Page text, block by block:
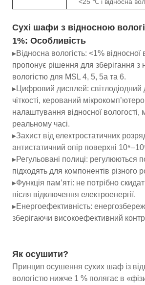
Сухі шафи з відносною
1%: Особливість
▸Відносна вологість: <1% відносної
пропонує рішення для зберігання з
вологістю для MSL 4, 5, 5a та 6.
▸Цифровий дисплей: світлодіодний
чіткості, керований
налаштування відносної вологості,
реальному часі.
▸Захист від електростатичних
антистатичний опір поверхні
▸Регульовані полиці: регулюються
підходять для компонентів різного
▸Функція пам’яті: не потрібно
після відключення електроенергії.
▸Енергоефективність:
зберігаючи високоефективний
Як осушити?
Принцип осушення сухих шаф із
вологістю нижче 1 % полягає в